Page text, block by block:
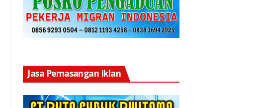
Jasa Pemasangan Iklan